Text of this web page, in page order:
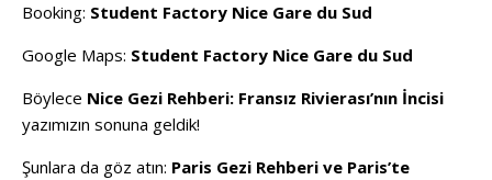
Booking: Student Factory Nice Gare du Sud
Google Maps: Student Factory Nice Gare du Sud
Böylece Nice Gezi Rehberi: Fransız Rivierası’nın İncisi
yazımızın sonuna geldik!
Şunlara da göz atın: Paris Gezi Rehberi ve Paris’te